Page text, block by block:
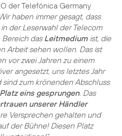
der Telefónica Germany
haben immer gesagt, dass
der Leserwahl der Telecom
dasLeitmedium ist, die
Arbeit sehen wollen. Das ist
vor zwei Jahren zu einem
angesetzt, uns letztes Jahr
zum krönenden Abschluss
eins gesprungen. Das
unserer Händler
Versprechen gehalten und
der Bühne! Diesen Platz